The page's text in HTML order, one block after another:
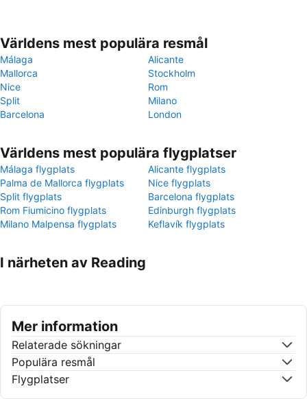
Världens mest populära resmål
Málaga
Alicante
Mallorca
Stockholm
Nice
Rom
Split
Milano
Barcelona
London
Världens mest populära flygplatser
Málaga flygplats
Alicante flygplats
Palma de Mallorca flygplats
Nice flygplats
Split flygplats
Barcelona flygplats
Rom Fiumicino flygplats
Edinburgh flygplats
Milano Malpensa flygplats
Keflavík flygplats
I närheten av Reading
Mer information
Relaterade sökningar
Populära resmål
Flygplatser